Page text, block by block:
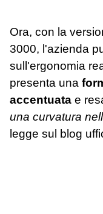
Ora, con la
3000, l'azienda
sull'ergonomia
presenta una
accentuata e
una curvatura
legge sul blog